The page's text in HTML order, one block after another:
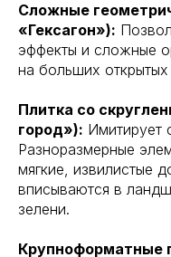
Сложные
«Гексагон»):
эффекты и сложные
на больших
Плитка со
город»): Имитирует
Разноразмерные
мягкие, извилистые
вписываются в
зелени.
Крупноформатные